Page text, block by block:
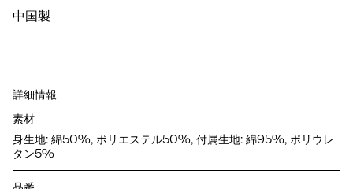
中国製
詳細情報
素材
身生地: 綿50%, ポリエステル50%, 付属生地: 綿95%, ポリウレ
タン5%